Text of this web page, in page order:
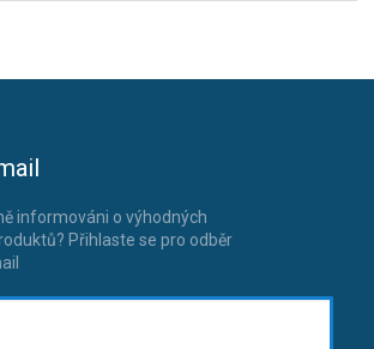
informováni o výhodných
Přihlaste se pro odběr